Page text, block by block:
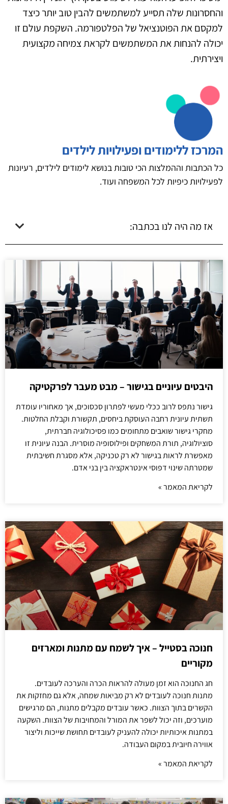
והחסרונות שלה תסייע למשתמשים להבין טוב יותר כיצד
למקסם את הפוטנציאל של הפלטפורמה. השקפת עולם זו
יכולה להנחות את המשתמשים לקראת צמיחה מקצועית
ויצירתית.
המרכז ללימודים ופעילויות לילדים
כל הכתבות וההמלצות הכי טובות בנושא לימודים לילדים, רעיונות
לפעילויות כיפיות לכל המשפחה ועוד.
אז מה היה לנו בכתבה:
היבטים עיוניים בגישור – מבט מעבר לפרקטיקה
גישור נתפס לרוב ככלי מעשי לפתרון סכסוכים, אך מאחוריו עומדת
תשתית עיונית רחבה העוסקת ביחסים, תקשורת וקבלת החלטות.
מחקרי גישור שואבים מתחומים כמו פסיכולוגיה חברתית,
סוציולוגיה, תורת המשחקים ופילוסופיה מוסרית. הבנה עיונית זו
מאפשרת לראות בגישור לא רק טכניקה, אלא מסגרת חשיבתית
שמטרתה שינוי דפוסי אינטראקציה בין בני אדם.
לקריאת המאמר »
חנוכה בסטייל – איך לשמח עם מתנות ומארזים
מקוריים
חג החנוכה הוא זמן מעולה להראות הכרה והערכה לעובדים.
מתנות חנוכה לעובדים לא רק מביאות שמחה, אלא גם מחזקות את
הקשרים בתוך הצוות. כאשר עובדים מקבלים מתנות, הם מרגישים
מוערכים, וזה יכול לשפר את המורל והמחויבות של הצוות. השקעה
במתנות איכותיות יכולה להעניק לעובדים תחושת שייכות וליצור
אווירה חיובית במקום העבודה.
לקריאת המאמר »